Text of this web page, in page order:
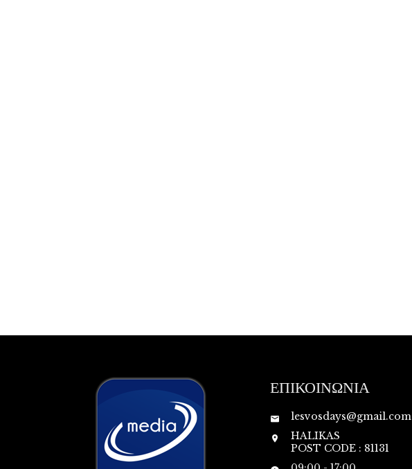
ΕΠΙΚΟΙΝΩΝΙΑ
lesvosdays@gmail.com
HALIKAS
POST CODE : 81131